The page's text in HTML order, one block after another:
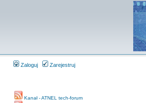
Zaloguj Zarejestruj
Kanał - ATNEL tech-forum